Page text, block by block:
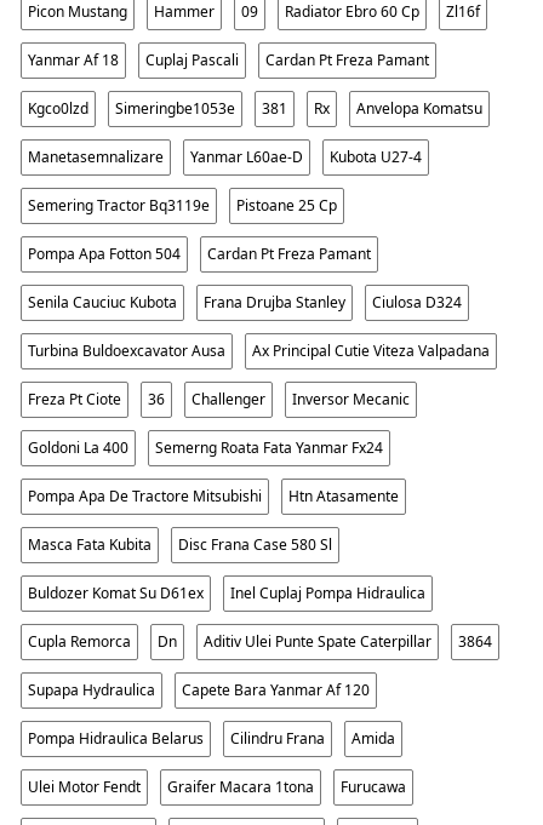
Picon Mustang Hammer 09 Radiator Ebro 60 Cp Zl16f
Yanmar Af 18 Cuplaj Pascali Cardan Pt Freza Pamant
Kgco0lzd Simeringbe1053e 381 Rx Anvelopa Komatsu
Manetasemnalizare Yanmar L60ae-D Kubota U27-4
Semering Tractor Bq3119e Pistoane 25 Cp
Pompa Apa Fotton 504 Cardan Pt Freza Pamant
Senila Cauciuc Kubota Frana Drujba Stanley Ciulosa D324
Turbina Buldoexcavator Ausa Ax Principal Cutie Viteza Valpadana
Freza Pt Ciote 36 Challenger Inversor Mecanic
Goldoni La 400 Semerng Roata Fata Yanmar Fx24
Pompa Apa De Tractore Mitsubishi Htn Atasamente
Masca Fata Kubita Disc Frana Case 580 Sl
Buldozer Komat Su D61ex Inel Cuplaj Pompa Hidraulica
Cupla Remorca Dn Aditiv Ulei Punte Spate Caterpillar 3864
Supapa Hydraulica Capete Bara Yanmar Af 120
Pompa Hidraulica Belarus Cilindru Frana Amida
Ulei Motor Fendt Graifer Macara 1tona Furucawa